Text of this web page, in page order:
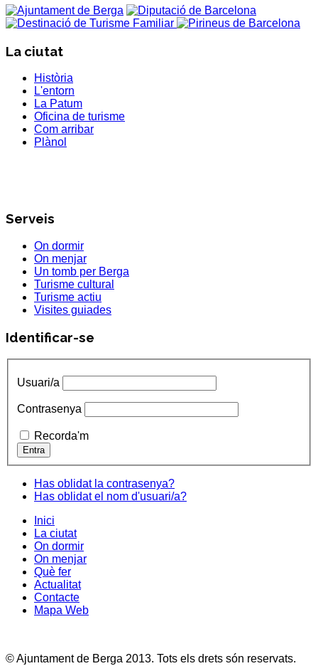
La ciutat
Història
L'entorn
La Patum
Oficina de turisme
Com arribar
Plànol
Serveis
On dormir
On menjar
Un tomb per Berga
Turisme cultural
Turisme actiu
Visites guiades
Identificar-se
Usuari/a
Contrasenya
Recorda'm
Has oblidat la contrasenya?
Has oblidat el nom d'usuari/a?
Inici
La ciutat
On dormir
On menjar
Què fer
Actualitat
Contacte
Mapa Web
© Ajuntament de Berga 2013. Tots els drets són reservats.